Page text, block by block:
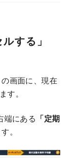
する」
の画面に、現在
す。
端にある 「定期
。